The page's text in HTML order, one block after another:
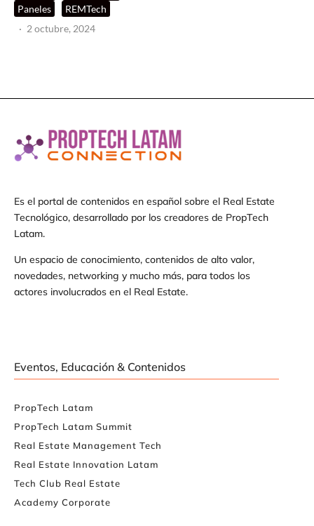
Paneles
REMTech
· 2 octubre, 2024
Es el portal de contenidos en español sobre el Real Estate
Tecnológico, desarrollado por los creadores de PropTech
Latam.
Un espacio de conocimiento, contenidos de alto valor,
novedades, networking y mucho más, para todos los
actores involucrados en el Real Estate.
Eventos, Educación & Contenidos
PropTech Latam
PropTech Latam Summit
Real Estate Management Tech
Real Estate Innovation Latam
Tech Club Real Estate
Academy Corporate